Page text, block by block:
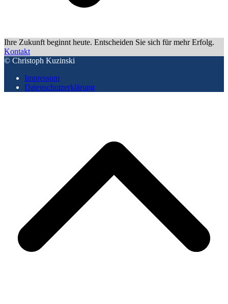
Ihre Zukunft beginnt heute. Entscheiden Sie sich für mehr Erfolg.
Kontakt
© Christoph Kuzinski
Impressum
Datenschutzerklärung